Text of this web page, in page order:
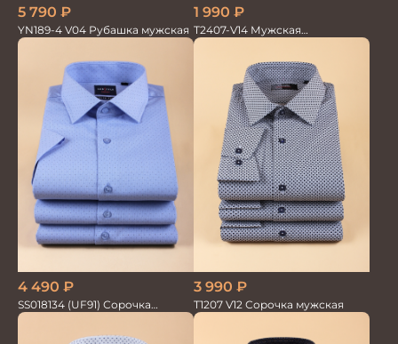
5 790 ₽
YN189-4 V04 Рубашка мужская
1 990 ₽
T2407-V14 Мужская
текстильная рубашка /
4 490 ₽
SS018134 (UF91) Сорочка
мужская GROSTYLE TRENDY
3 990 ₽
T1207 V12 Сорочка мужская